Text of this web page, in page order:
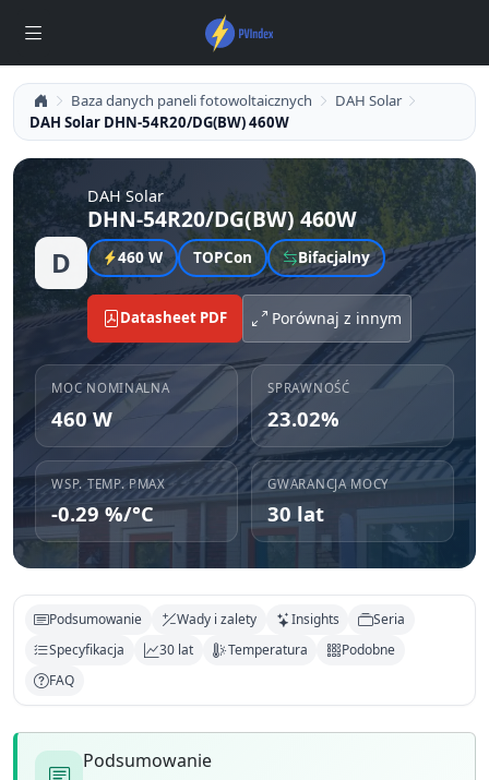
Baza danych paneli fotowoltaicznych
DAH Solar
DAH Solar DHN-54R20/DG(BW) 460W
D
DAH Solar
DHN-54R20/DG(BW) 460W
460 W TOPCon Bifacjalny
Datasheet PDF Porównaj z innym
MOC NOMINALNA
460 W
SPRAWNOŚĆ
23.02%
WSP. TEMP. PMAX
-0.29 %/°C
GWARANCJA MOCY
30 lat
Podsumowanie Wady i zalety Insights
Seria
Specyfikacja
30 lat Temperatura
Podobne
FAQ
Podsumowanie